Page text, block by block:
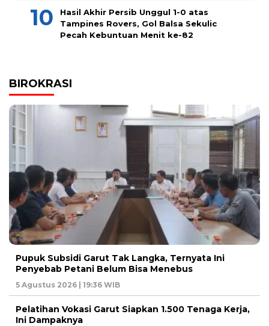
Hasil Akhir Persib Unggul 1-0 atas
Tampines Rovers, Gol Balsa Sekulic
Pecah Kebuntuan Menit ke-82
BIROKRASI
Pupuk Subsidi Garut Tak Langka, Ternyata Ini
Penyebab Petani Belum Bisa Menebus
5 Agustus 2026 | 19:36 WIB
Pelatihan Vokasi Garut Siapkan 1.500 Tenaga Kerja,
Ini Dampaknya